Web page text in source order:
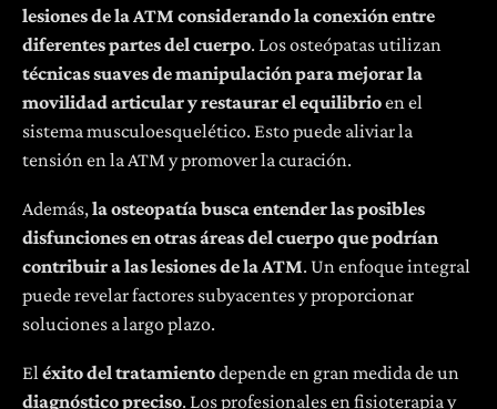
lesiones de la ATM considerando la conexión entre
diferentes partes del cuerpo. Los osteópatas utilizan
técnicas suaves de manipulación para mejorar la
movilidad articular y restaurar el equilibrioen el
sistema musculoesquelético. Esto puede aliviar la
tensión en la ATM y promover la curación.
Además,la osteopatía busca entender las posibles
disfunciones en otras áreas del cuerpo que podrían
contribuir a las lesiones de la ATM. Un enfoque integral
puede revelar factores subyacentes y proporcionar
soluciones a largo plazo.
Eléxito del tratamientodepende en gran medida de un
diagnóstico preciso. Los profesionales en fisioterapia y